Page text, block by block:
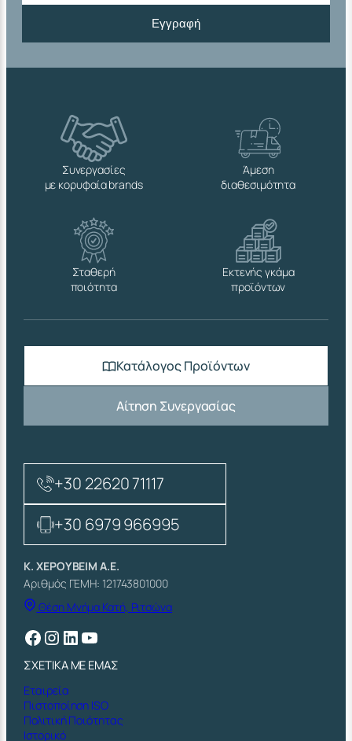
Εγγραφή
Συνεργασίες
με κορυφαία brands
Άμεση
διαθεσιμότητα
Σταθερή
ποιότητα
Εκτενής γκάμα
προϊόντων
Κατάλογος Προϊόντων
Αίτηση Συνεργασίας
+30 22620 71117
+30 6979 966995
Κ. ΧΕΡΟΥΒΕΙΜ Α.Ε.
Αριθμός ΓΕΜΗ: 121743801000
Θέση Μνήμα Κατή, Ριτσώνα
Facebook Instagram Linkedin YouTube
ΣΧΕΤΙΚΑ ΜΕ ΕΜΑΣ
Εταιρεία
Πιστοποίηση ISO
Πολιτική Ποιότητας
Ιστορικό